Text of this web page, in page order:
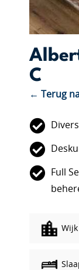
C
← Terug
Full
Wijk